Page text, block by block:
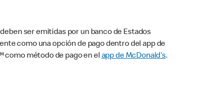
ser emitidas por un banco de Estados
como una opción de pago dentro del app de
como método de pago en elapp de McDonald’s.